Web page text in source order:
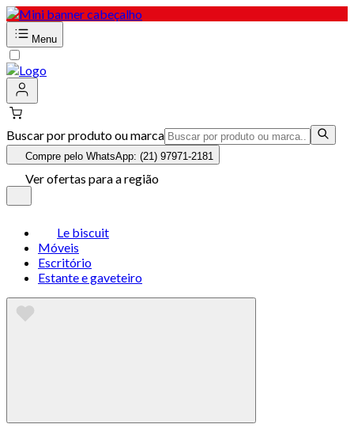
Menu
Buscar por produto ou marca
Compre pelo WhatsApp: (21) 97971-2181
Ver ofertas para a região
Le biscuit
Móveis
Escritório
Estante e gaveteiro